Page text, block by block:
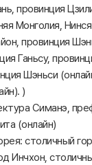
провинция
Монголия,
провинция
Ганьсу,
Шэньси
)
Симанэ,
(онлайн)
столичный
Инчхон,